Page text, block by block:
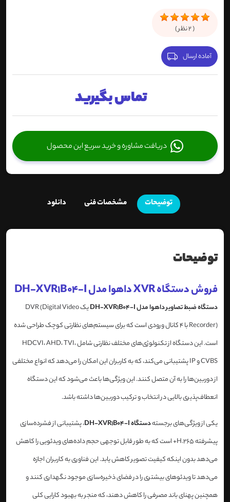
(
2نظر )
آماده ارسال
تماس بگیرید
دریافت مشاوره و خرید سریع این محصول
توضیحات مشخصات فنی دانلود
توضیحات
فروش دستگاه XVR داهوا مدل DH-XVR1B04-I
دستگاه ضبط تصاویر داهوا مدل DH-XVR1B04-I
یک DVR (Digital Video
Recorder) با 4 کانال ورودی است که برای سیستم‌های نظارتی کوچک طراحی شده
است. این دستگاه از تکنولوژی‌های مختلف نظارتی شامل HDCVI، AHD، TVI،
CVBS و IP پشتیبانی می‌کند، که به کاربران این امکان را می‌دهد که انواع مختلفی
از دوربین‌ها را به آن متصل کنند. این ویژگی‌ها باعث می‌شود که این دستگاه
انعطاف‌پذیری بالایی در انتخاب و ترکیب دوربین‌ها داشته باشد.
یکی از ویژگی‌های برجستهدستگاه DH-XVR1B04-I
، پشتیبانی از فشرده‌سازی
پیشرفته H.265+ است که به طور قابل توجهی حجم داده‌های ویدئویی را کاهش
می‌دهد بدون اینکه کیفیت تصویر کاهش یابد. این فناوری به کاربران اجازه
می‌دهد تا ویدئوهای بیشتری را در فضای ذخیره‌سازی موجود نگهداری کنند و
همچنین پهنای باند مصرفی را کاهش دهند، که منجر به بهبود کارایی کلی